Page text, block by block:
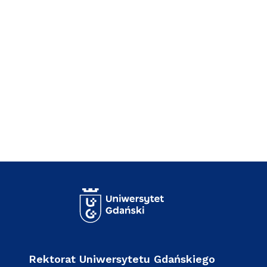
Rektorat Uniwersytetu Gdańskiego